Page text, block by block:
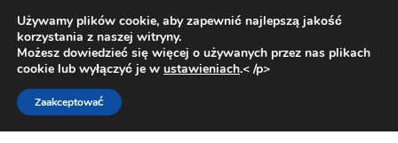
DOSTAWA od 31 zł
Pn.-pt. 9:00-16:00800 003 167
Przejdź
do
nawigacji
Przejdź
do
treści
Używamy plików cookie, aby zapewnić najlepszą jakość
korzystania z naszej witryny.
Możesz dowiedzieć się więcej o używanych przez nas plikach
cookie lub wyłączyć je w ustawieniach.< /p>
Zaakceptować